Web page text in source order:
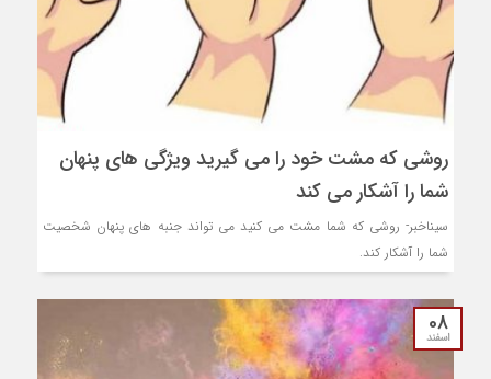
روشی که مشت خود را می گیرید ویژگی های پنهان
شما را آشکار می کند
سیناخبر- روشی که شما مشت می کنید می تواند جنبه های پنهان شخصیت
شما را آشکار کند.
08
اسفند